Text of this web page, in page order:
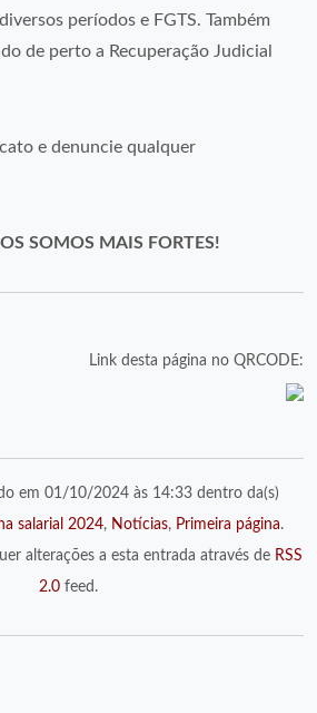
períodos e FGTS. Também
de perto a Recuperação Judicial
e denuncie qualquer
SOMOS MAIS FORTES!
Link desta página no QRCODE:
em 01/10/2024 às 14:33 dentro da(s)
salarial 2024, Notícias, Primeira página.
alterações a esta entrada através de RSS
2.0feed.